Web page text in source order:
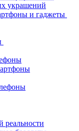
украшений
и гаджеты
реальности